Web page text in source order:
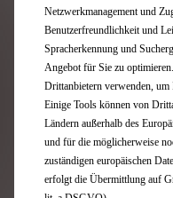
Öffentliche Ladestation
Mit der Free2move
nächstgelegene
Stadt oder auf langen
haben Sie Zugang zu
128.000
Netzwerkmanagement und
Benutzerfreundlichkeit und
Spracherkennung und
Angebot für Sie zu
Drittanbietern verwenden, um
Einige Tools können von
Ländern außerhalb des
und für die möglicherweise
zuständigen europäischen
erfolgt die Übermittlung auf